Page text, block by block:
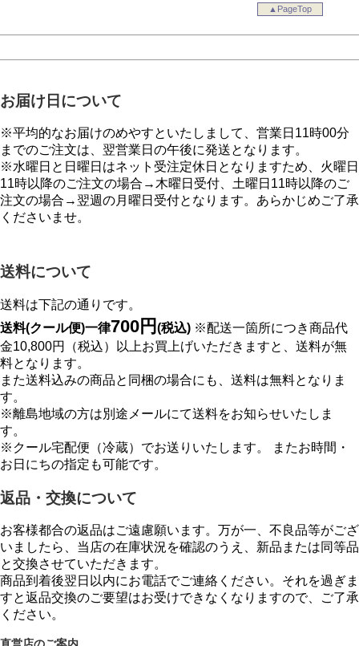
▲PageTop
お届け日について
※平均的なお届けのめやすといたしまして、営業日11時00分
までのご注文は、翌営業日の午後に発送となります。
※水曜日と日曜日はネット受注定休日となりますため、火曜日
11時以降のご注文の場合→木曜日受付、土曜日11時以降のご
注文の場合→翌週の月曜日受付となります。あらかじめご了承
くださいませ。
送料について
送料は下記の通りです。
送料(クール便)一律700円 (税込) ※配送一箇所につき商品代
金10,800円（税込）以上お買上げいただきますと、送料が無
料となります。
また送料込みの商品と同梱の場合にも、送料は無料となりま
す。
※離島地域の方は別途メールにて送料をお知らせいたしま
す。
※クール宅配便（冷蔵）でお送りいたします。 またお時間・
お日にちの指定も可能です。
返品・交換について
お客様都合の返品はご遠慮願います。万が一、不良品等がござ
いましたら、当店の在庫状況を確認のうえ、新品または同等品
と交換させていただきます。
商品到着後翌日以内にお電話でご連絡ください。それを過ぎま
すと返品交換のご要望はお受けできなくなりますので、ご了承
ください。